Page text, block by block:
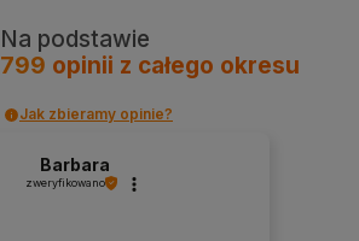
Na podstawie
799 opinii z całego okresu
Jak zbieramy opinie?
Barbara
zweryfikowano